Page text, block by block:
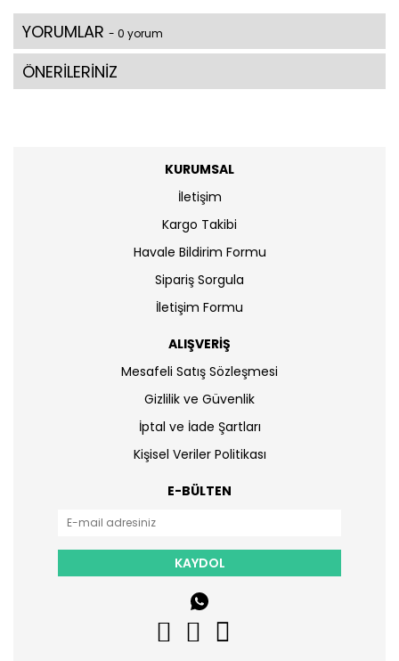
YORUMLAR - 0 yorum
ÖNERİLERİNİZ
KURUMSAL
İletişim
Kargo Takibi
Havale Bildirim Formu
Sipariş Sorgula
İletişim Formu
ALIŞVERİŞ
Mesafeli Satış Sözleşmesi
Gizlilik ve Güvenlik
İptal ve İade Şartları
Kişisel Veriler Politikası
E-BÜLTEN
KAYDOL